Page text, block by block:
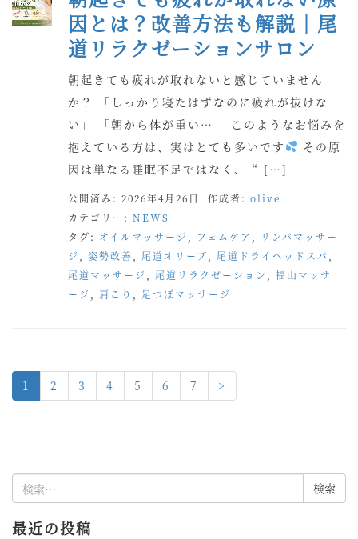
因とは？改善方法も解説｜尾
道リラクゼーションサロン
朝起きても疲れが取れないと感じていません
か？ 「しっかり寝たはずなのに疲れが抜けな
い」 「朝から体が重い…」 このようなお悩みを
抱えている方は、実はとても多いです
その原
因は単なる睡眠不足ではなく、 “ […]
公開済み: 2026年4月26日 作成者: olive
カテゴリー: NEWS
タグ: オイルマッサージ フェムケア
リンパマッサー
ジ
姿勢改善 尾道オリーブ 尾道ドライヘッドスパ
尾道マッサージ
尾道リラクゼーション
福山マッサ
ージ
肩こり 足つぼマッサージ
1 2 3 4 5 6 7 >
索:
最近の投稿